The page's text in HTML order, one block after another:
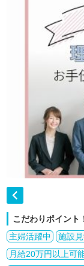

こだわりポイント
主婦活躍中
施設
月給20万円以上可